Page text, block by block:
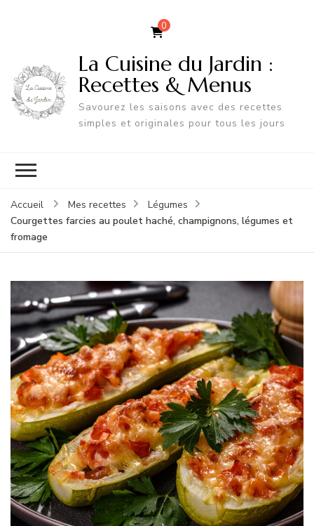
0
La Cuisine du Jardin :
Recettes & Menus
Savourez les saisons avec des recettes
simples et originales pour tous les jours
Accueil Mes recettes
Légumes
Courgettes farcies au poulet haché, champignons, légumes et
fromage